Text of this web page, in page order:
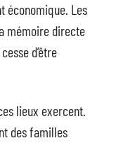
économique. Les
mémoire directe
d’être
lieux exercent.
des familles